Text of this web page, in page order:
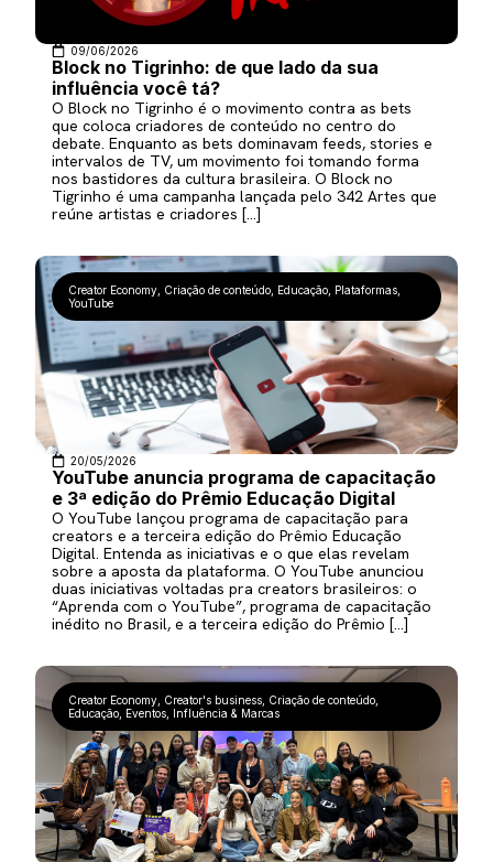
09/06/2026
Block no Tigrinho: de que lado da sua
influência você tá?
O Block no Tigrinho é o movimento contra as bets
que coloca criadores de conteúdo no centro do
debate. Enquanto as bets dominavam feeds, stories e
intervalos de TV, um movimento foi tomando forma
nos bastidores da cultura brasileira. O Block no
Tigrinho é uma campanha lançada pelo 342 Artes que
reúne artistas e criadores […]
Creator Economy Criação de conteúdo Educação Plataformas
YouTube
20/05/2026
YouTube anuncia programa de capacitação
e 3ª edição do Prêmio Educação Digital
O YouTube lançou programa de capacitação para
creators e a terceira edição do Prêmio Educação
Digital. Entenda as iniciativas e o que elas revelam
sobre a aposta da plataforma. O YouTube anunciou
duas iniciativas voltadas pra creators brasileiros: o
“Aprenda com o YouTube”, programa de capacitação
inédito no Brasil, e a terceira edição do Prêmio […]
Creator Economy Creator's business Criação de conteúdo
Educação Eventos Influência & Marcas